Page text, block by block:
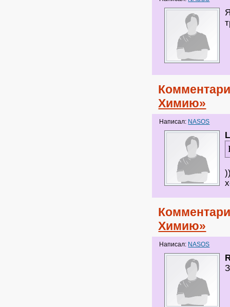
Химию»
Написал: NASOS
Химию»
Написал: NASOS